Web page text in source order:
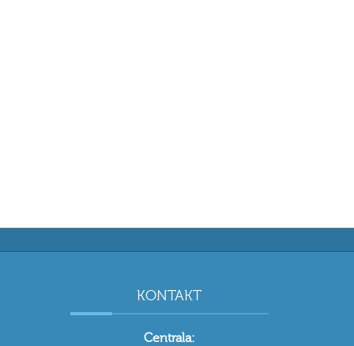
KONTAKT
Centrala: